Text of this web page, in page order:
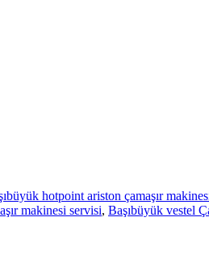
hotpoint ariston çamaşır
makinesi servisi, Başıbüyük vestel